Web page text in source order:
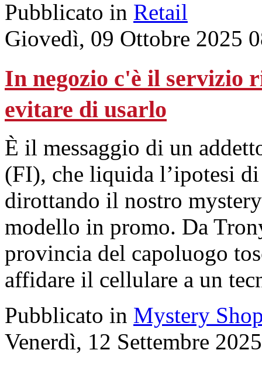
Pubblicato in Retail
Giovedì, 09 Ottobre 2025
In negozio c'è il servizio
evitare di usarlo
È il messaggio di un
(FI), che liquida l’ipotesi
dirottando il nostro
modello in promo. Da
provincia del capoluogo
affidare il cellulare a un
Pubblicato in Mystery
Venerdì, 12 Settembre